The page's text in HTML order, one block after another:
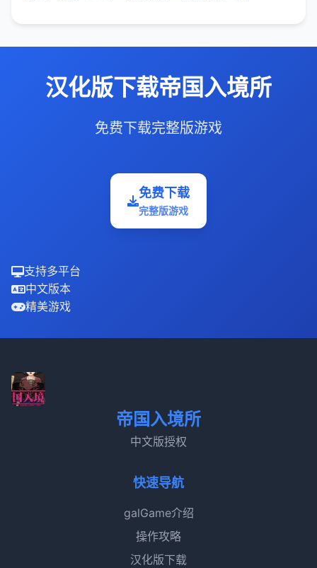
汉化版下载帝国入境所
免费下载完整版游戏
免费下载
完整版游戏
支持多平台
中文版本
精美游戏
帝国入境所
中文版授权
快速导航
galGame介绍
操作攻略
汉化版下载